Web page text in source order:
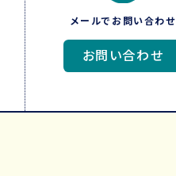
メールでお問い合わせ
お問い合わせ